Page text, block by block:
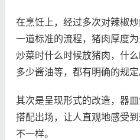
在烹饪上，经过多次对辣椒
一道标准的流程，猪肉厚度
炒菜时什么时候放猪肉，什
多少酱油等，都有明确的规定
其次是呈现形式的改造，器
搭配出场，让人直观地感受
不一样。